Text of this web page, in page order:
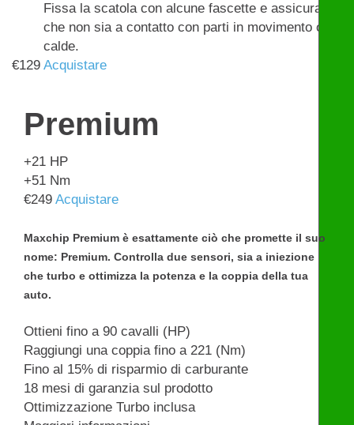
Fissa la scatola con alcune fascette e assicurati
che non sia a contatto con parti in movimento o
calde.
€129 Acquistare
Premium
+21 HP
+51 Nm
€249 Acquistare
Maxchip Premium è esattamente ciò che promette il suo
nome: Premium. Controlla due sensori, sia a iniezione
che turbo e ottimizza la potenza e la coppia della tua
auto.
Ottieni fino a 90 cavalli (HP)
Raggiungi una coppia fino a 221 (Nm)
Fino al 15% di risparmio di carburante
18 mesi di garanzia sul prodotto
Ottimizzazione Turbo inclusa